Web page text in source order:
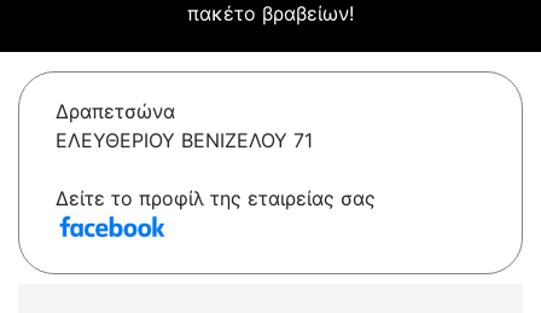
πακέτο βραβείων!
Δραπετσώνα
ΕΛΕΥΘΕΡΙΟΥ ΒΕΝΙΖΕΛΟΥ 71
Δείτε το προφίλ της εταιρείας σας